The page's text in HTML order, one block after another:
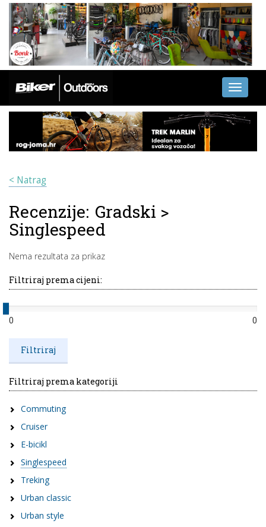
Toggle
< Natrag
Recenzije: Gradski >
Singlespeed
Nema rezultata za prikaz
Filtriraj prema cijeni:
0 0
Filtriraj prema kategoriji
Commuting
Cruiser
E-bicikl
Singlespeed
Treking
Urban classic
Urban style